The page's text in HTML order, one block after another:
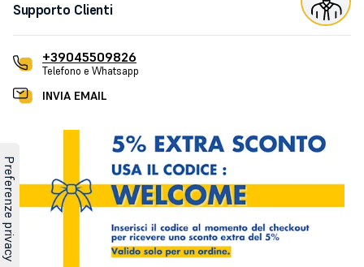
Supporto Clienti
+39045509826
Telefono e Whatsapp
INVIA EMAIL